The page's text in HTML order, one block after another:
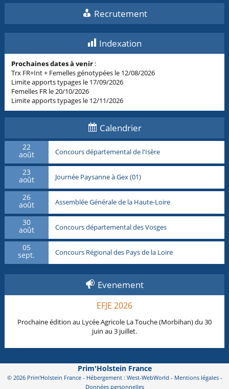
Recrutement
Indexation
Prochaines dates à venir :
Trx FR+Int + Femelles génotypées le 12/08/2026
Limite apports typages le 17/09/2026
Femelles FR le 20/10/2026
Limite apports typages le 12/11/2026
Calendrier
22
août Concours départemental de l'Isère
23
août Journée Paysanne à Gex (01)
26
août Assemblée Générale de la Haute-Loire
30
août Concours départemental des Vosges
05
sept. Concours Régional des Pays de la Loire
Evenement
EFJE 2026
Prochaine édition au Lycée Agricole La Touche (Morbihan) du 30
juin au 3 juillet.
Prim'Holstein France
© 2026 Prim'Holstein France - Hébergement : West-WebWorld - Mentions légales-
Données personnelles